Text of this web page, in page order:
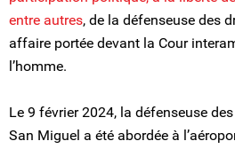
entre autres, de la défenseuse des
affaire portée devant la Cour
l’homme.
Le 9 février 2024, la défenseuse
San Miguel a été abordée à